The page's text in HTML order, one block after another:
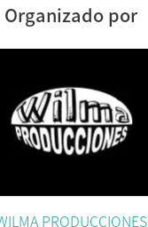
Organizado por
PRODUCCIONES